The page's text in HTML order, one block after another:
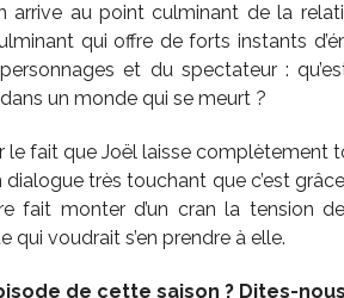
arrive au point culminant de la
qui offre de forts instants
et du spectateur :
un monde qui se meurt ?
le fait que Joël laisse complètement
très touchant que c’est
fait monter d’un cran la tension
qui voudrait s’en prendre à elle.
de cette saison ? Dites-